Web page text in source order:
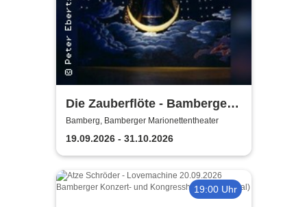
Die Zauberflöte - Bamberger
Marionettentheater
Bamberg, Bamberger Marionettentheater
19.09.2026 - 31.10.2026
19:00 Uhr